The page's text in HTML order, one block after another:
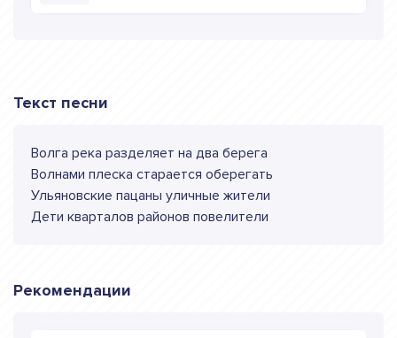
Текст песни
Волга река разделяет на два берега
Волнами плеска старается оберегать
Ульяновские пацаны уличные жители
Дети кварталов районов повелители
Рекомендации